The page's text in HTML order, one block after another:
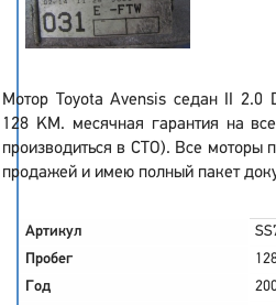
Мотор Toyota Avensis седан II 2.0
128 KM. месячная гарантия на
производиться в СТО). Все моторы
продажей и имею полный пакет
Артикул
Пробег
Год